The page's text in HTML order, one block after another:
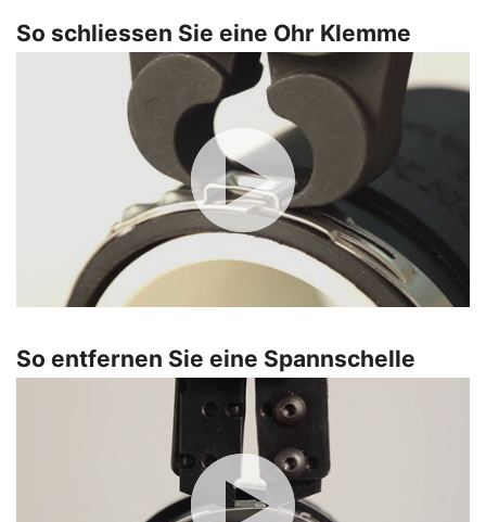
So schliessen Sie eine Ohr Klemme
So entfernen Sie eine Spannschelle